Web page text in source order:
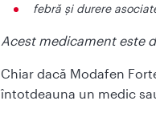
febră și durere
Acest medicament este
Chiar dacă Modafen
întotdeauna un medic